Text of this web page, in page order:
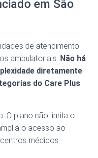
em São
de atendimento
ambulatoriais. Não há
diretamente
do Care Plus
O plano não limita o
o acesso ao
médicos